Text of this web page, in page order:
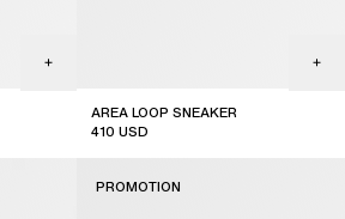
AREA LOOP SNEAKER
410 USD
PROMOTION